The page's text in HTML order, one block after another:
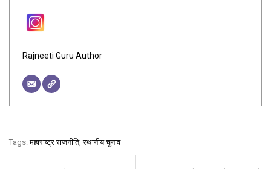
Rajneeti Guru Author
Tags:महाराष्ट्र राजनीति,स्थानीय चुनाव